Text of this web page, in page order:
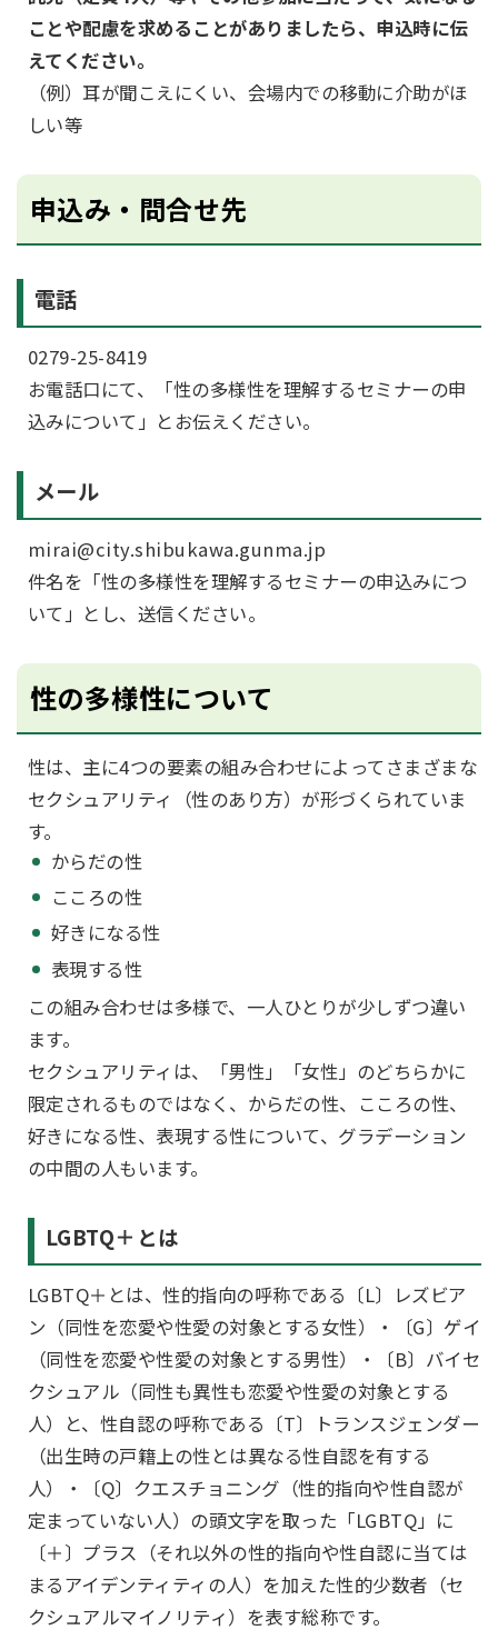
ことや配慮を求めることがありましたら、申込時に伝
えてください。
（例）耳が聞こえにくい、会場内での移動に介助がほ
しい等
申込み・問合せ先
電話
0279-25-8419
お電話口にて、「性の多様性を理解するセミナーの申
込みについて」とお伝えください。
メール
mirai@city.shibukawa.gunma.jp
件名を「性の多様性を理解するセミナーの申込みにつ
いて」とし、送信ください。
性の多様性について
性は、主に4つの要素の組み合わせによってさまざまな
セクシュアリティ（性のあり方）が形づくられていま
す。
からだの性
こころの性
好きになる性
表現する性
この組み合わせは多様で、一人ひとりが少しずつ違い
ます。
セクシュアリティは、「男性」「女性」のどちらかに
限定されるものではなく、からだの性、こころの性、
好きになる性、表現する性について、グラデーション
の中間の人もいます。
LGBTQ＋とは
LGBTQ＋とは、性的指向の呼称である〔L〕レズビア
ン（同性を恋愛や性愛の対象とする女性）・〔G〕ゲイ
（同性を恋愛や性愛の対象とする男性）・〔B〕バイセ
クシュアル（同性も異性も恋愛や性愛の対象とする
人）と、性自認の呼称である〔T〕トランスジェンダー
（出生時の戸籍上の性とは異なる性自認を有する
人）・〔Q〕クエスチョニング（性的指向や性自認が
定まっていない人）の頭文字を取った「LGBTQ」に
〔＋〕プラス（それ以外の性的指向や性自認に当ては
まるアイデンティティの人）を加えた性的少数者（セ
クシュアルマイノリティ）を表す総称です。